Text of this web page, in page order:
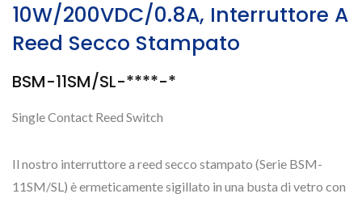
10W/200VDC/0.8A, Interruttore A
Reed Secco Stampato
BSM-11SM/SL-****-*
Single Contact Reed Switch
Il nostro interruttore a reed secco stampato (Serie BSM-
11SM/SL) è ermeticamente sigillato in una busta di vetro con